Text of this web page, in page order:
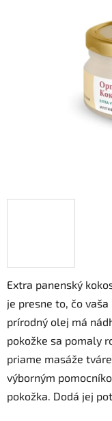
Extra panenský
je presne to, čo
prírodný olej má
pokožke sa pomaly
priame masáže
výborným
pokožka. Dodá jej